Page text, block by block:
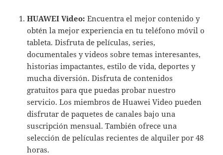
HUAWEI Video: Encuentra el mejor contenido y
obtén la mejor experiencia en tu teléfono móvil o
tableta. Disfruta de películas, series,
documentales y videos sobre temas interesantes,
historias impactantes, estilo de vida, deportes y
mucha diversión. Disfruta de contenidos
gratuitos para que puedas probar nuestro
servicio. Los miembros de Huawei Video pueden
disfrutar de paquetes de canales bajo una
suscripción mensual. También ofrece una
selección de películas recientes de alquiler por 48
horas.